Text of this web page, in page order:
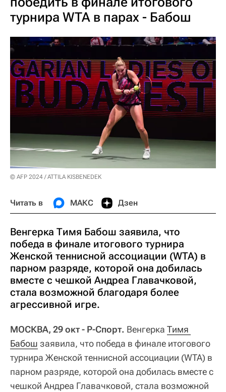
турнира WTA в парах - Бабош
© AFP 2024 / ATTILA KISBENEDEK
Читать в МАКС Дзен
Венгерка Тимя Бабош заявила, что
победа в финале итогового турнира
Женской теннисной ассоциации (WTA) в
парном разряде, которой она добилась
вместе с чешкой Андреа Главачковой,
стала возможной благодаря более
агрессивной игре.
МОСКВА, 29 окт - Р-Спорт. Венгерка Тимя
Бабош заявила, что победа в финале итогового
турнира Женской теннисной ассоциации (WTA) в
парном разряде, которой она добилась вместе с
чешкой Андреа Главачковой, стала возможной